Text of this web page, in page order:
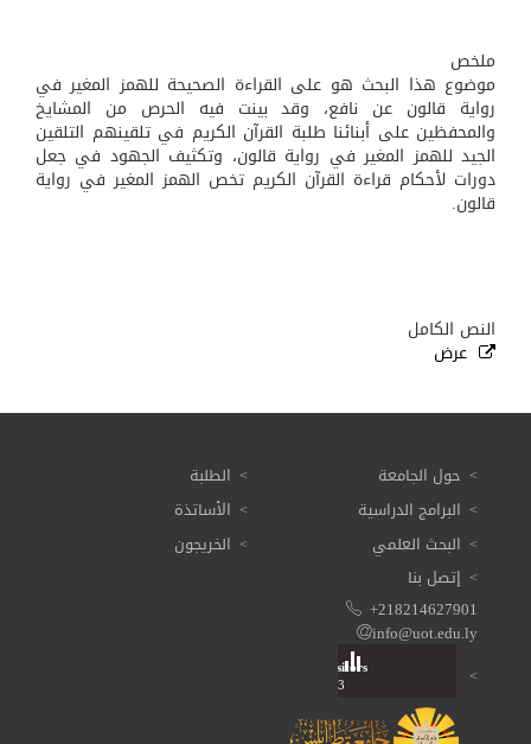
ملخص
موضوع هذا البحث هو على القراءة الصحيحة للهمز المغير في
رواية قالون عن نافع، وقد بينت فيه الحرص من المشايخ
والمحفظين على أبنائنا طلبة القرآن الكريم في تلقينهم التلقين
الجيد للهمز المغير في رواية قالون، وتكثيف الجهود في جعل
دورات لأحكام قراءة القرآن الكريم تخص الهمز المغير في رواية
قالون.
النص الكامل
عرض
حول الجامعة
البرامج الدراسية
البحث العلمي
الطلبة
الأساتذة
الخريجون
إتصل بنا
+218214627901
info@uot.edu.ly
Total: 3 611 463
Visitors